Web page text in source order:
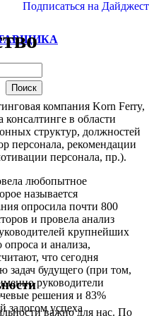
Подписаться на Дайджест
компания Korn Ferry,
консалтинге в области
структур, должностей
персонала, рекомендации
персонала, пр.).
любопытное
называется
опросила почти 800
и провела анализ
крупнейших
и анализа,
что сегодня
задач будущего (при том,
руководители
решения и 83%
залогом успеха
важно для нас. По